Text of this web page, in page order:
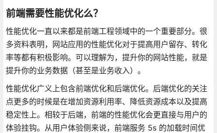
前端需要性能优化么？
性能优化一直以来都是前端工程领域中的一个重要部分。很
多资料表明，网站应用的性能优化对于提高用户留存、转化
率等都有积极影响。可以理解为，提升你的网站性能，就是
提升你的业务数据（甚至是业务收入）。
性能优化广义上包含前端优化和后端优化。后端优化的关注
点更多的时候是在增加资源利用率、降低资源成本以及提高
稳定性上。相较于后端，前端的性能优化会更直接与用户的
体验挂钩。从用户体验侧来说，前端服务 5s 的加载时间优